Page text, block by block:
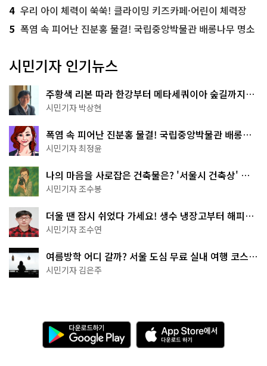
4 우리 아이 체력이 쑥쑥! 클라이밍 키즈카페·어린이 체력장
5 폭염 속 피어난 진분홍 물결! 국립중앙박물관 배롱나무 명소
시민기자 인기뉴스
주황색 리본 따라 한강부터 메타세쿼이아 숲길까지…
서울둘레길 15코스
시민기자 박상현
폭염 속 피어난 진분홍 물결! 국립중앙박물관 배롱나
무 명소
시민기자 최정윤
나의 마음을 사로잡은 건축물은? '서울시 건축상' 수
상작 공개!
시민기자 조수봉
더울 땐 잠시 쉬었다 가세요! 생수 냉장고부터 해피소
·무더위쉼터까지
시민기자 조수연
여름방학 어디 갈까? 서울 도심 무료 실내 여행 코스
추천
시민기자 김은주
다
운
로
A
p
p